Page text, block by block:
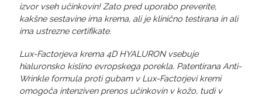
izvor vseh učinkovin! Zato pred uporabo preverite,
kakšne sestavine ima krema, ali je klinično testirana in ali
ima ustrezne certifikate.
Lux-Factorjeva krema 4D HYALURON vsebuje
hialuronsko kislino evropskega porekla. Patentirana Anti-
Wrinkle formula proti gubam v Lux-Factorjevi kremi
omogoča intenziven prenos učinkovin v kožo, tudi v